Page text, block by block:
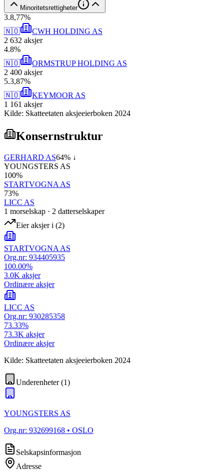
Minoritetsrettigheter
3.8,77%
🇳🇴
CWH HOLDING AS
2 632 aksjer
4.8%
🇳🇴
ORMSTRUP HOLDING AS
2 400 aksjer
5.3,87%
🇳🇴
KEYMOOR AS
1 161 aksjer
Kilde: Skatteetaten aksjeeierboken 2024
Konsernstruktur
GERHARD AS64% ↓
YOUNGSTERS AS
100%
STARTVOGNA AS
73%
LICC AS
1 morselskap · 2 datterselskaper
Eier aksjer i (2)
STARTVOGNA AS
Org.nr: 934405935
100.00%
3.0K aksjer
Ordinære aksjer
LICC AS
Org.nr: 930285358
73.33%
73.3K aksjer
Ordinære aksjer
Kilde: Skatteetaten aksjeeierboken 2024
Underenheter(1)
YOUNGSTERS AS
Org.nr: 932699168 • OSLO
Selskapsinformasjon
Adresse